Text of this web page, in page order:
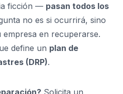
ficción — pasan todos los
no es si ocurrirá, sino
en recuperarse.
define un plan de
(DRP).
Solicita un